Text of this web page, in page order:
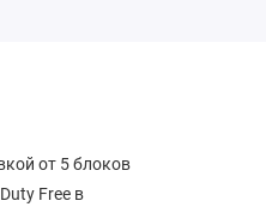
от 5 блоков
Free в